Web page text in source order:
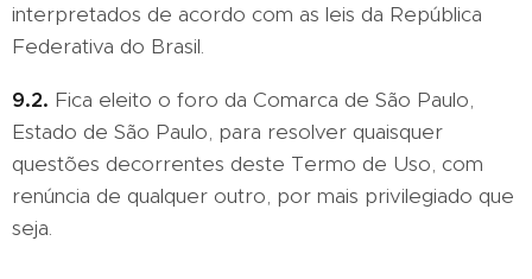
interpretados de acordo com as leis da República
Federativa do Brasil.
9.2. Fica eleito o foro da Comarca de São Paulo,
Estado de São Paulo, para resolver quaisquer
questões decorrentes deste Termo de Uso, com
renúncia de qualquer outro, por mais privilegiado que
seja.